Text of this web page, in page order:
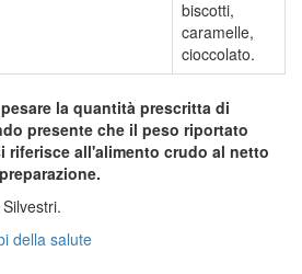
biscotti,
caramelle,
cioccolato.
la quantità prescritta di
presente che il peso riportato
riferisce all'alimento crudo al netto
della salute